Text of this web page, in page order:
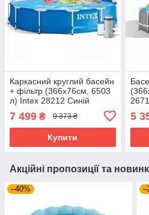
Каркасний круглий басейн
+ фільтр (366х76см, 6503
л) Intex 28212 Синій
7 499 ₴ 9 373 ₴
Купити
5
Акційні пропозиції та
–40%